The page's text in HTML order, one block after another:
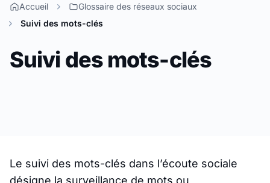
Accueil
Glossaire des réseaux sociaux
Suivi des mots-clés
Suivi des mots-clés
Le suivi des mots-clés dans l’écoute sociale
désigne la surveillance de mots ou